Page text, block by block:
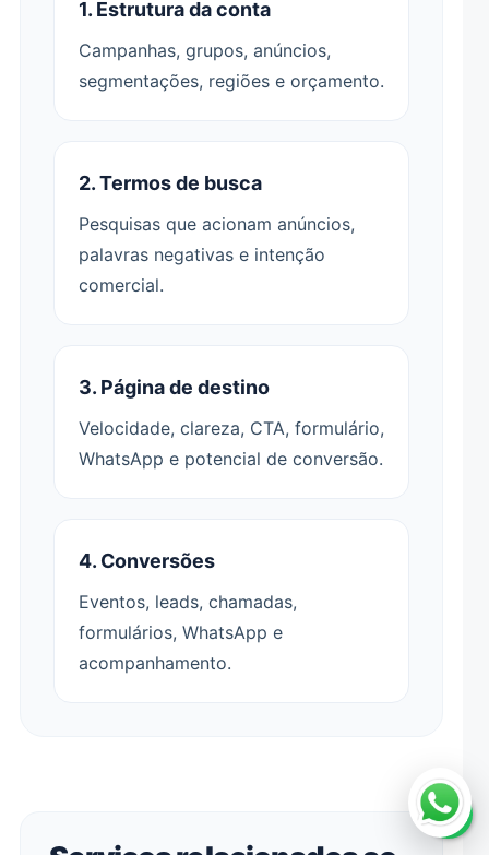
1. Estrutura da conta
Campanhas, grupos, anúncios,
segmentações, regiões e orçamento.
2. Termos de busca
Pesquisas que acionam anúncios,
palavras negativas e intenção
comercial.
3. Página de destino
Velocidade, clareza, CTA, formulário,
WhatsApp e potencial de conversão.
4. Conversões
Eventos, leads, chamadas,
formulários, WhatsApp e
acompanhamento.